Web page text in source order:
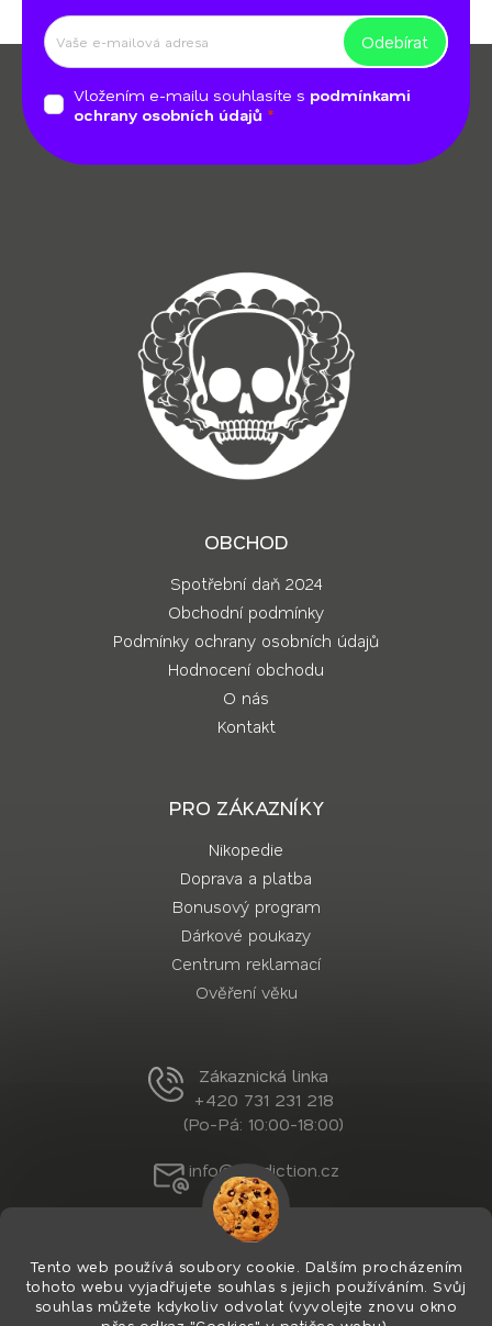
Tento web používá soubory cookie. Dalším procházením
tohoto webu vyjadřujete souhlas s jejich používáním. Svůj
souhlas můžete kdykoliv odvolat (vyvolejte znovu okno
Vložením e-mailu souhlasíte s podmínkami
ochrany osobních údajů
Odebírat
OBCHOD
Spotřební daň 2024
Obchodní podmínky
Podmínky ochrany osobních údajů
Hodnocení obchodu
O nás
Kontakt
PRO ZÁKAZNÍKY
Nikopedie
Doprava a platba
Bonusový program
Dárkové poukazy
Centrum reklamací
Ověření věku
Zákaznická linka
+420 731 231 218
(Po-Pá: 10:00-18:00)
info@nordiction.cz